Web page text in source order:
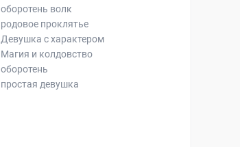
оборотень волк
родовое проклятье
Девушка с характером
Магия и колдовство
оборотень
простая девушка